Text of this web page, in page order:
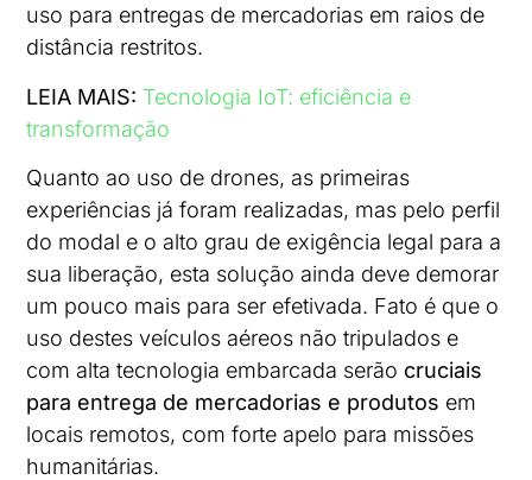
uso para entregas de mercadorias em raios de
distância restritos.
LEIA MAIS: Tecnologia IoT: eficiência e
transformação
Quanto ao uso de drones, as primeiras
experiências já foram realizadas, mas pelo perfil
do modal e o alto grau de exigência legal para a
sua liberação, esta solução ainda deve demorar
um pouco mais para ser efetivada. Fato é que o
uso destes veículos aéreos não tripulados e
com alta tecnologia embarcada serão cruciais
para entrega de mercadorias e produtos em
locais remotos, com forte apelo para missões
humanitárias.